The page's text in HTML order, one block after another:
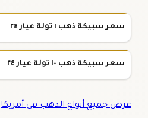
سعر سبيكة ذهب ١ تولة عيار ٢٤
سعر سبيكة ذهب ١٠ تولة عيار ٢٤
عرض جميع أنواع الذهب في أمريكا